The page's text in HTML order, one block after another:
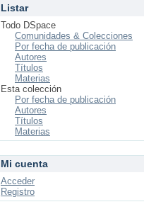
Listar
Todo DSpace
Comunidades & Colecciones
Por fecha de publicación
Autores
Títulos
Materias
Esta colección
Por fecha de publicación
Autores
Títulos
Materias
Mi cuenta
Acceder
Registro